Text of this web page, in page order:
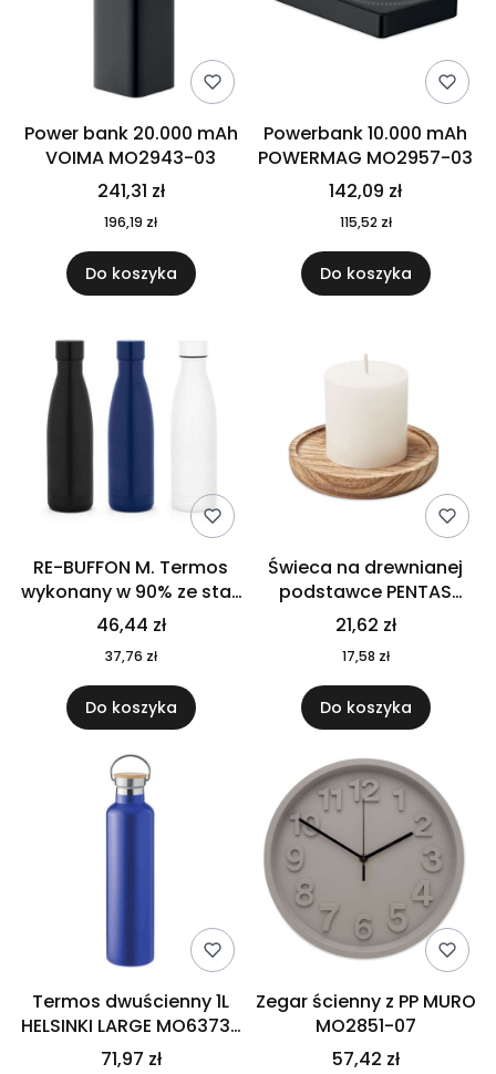
Power bank 20.000 mAh
VOIMA MO2943-03
241,31 zł
196,19 zł
Do koszyka
Powerbank 10.000 mAh
POWERMAG MO2957-03
142,09 zł
115,52 zł
Do koszyka
RE-BUFFON M. Termos
wykonany w 90% ze stali
nierdzewnej
pochodzącej z
recyklingu 520 ml 94294
46,44 zł
37,76 zł
Do koszyka
Świeca na drewnianej
podstawce PENTAS
MO6282-40
21,62 zł
17,58 zł
Do koszyka
Termos dwuścienny 1L
HELSINKI LARGE MO6373-
04
71,97 zł
Zegar ścienny z PP MURO
MO2851-07
57,42 zł